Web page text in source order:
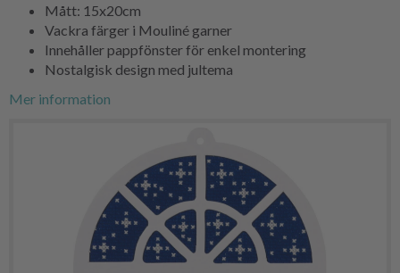
Mått: 15x20cm
Vackra färger i Mouliné garner
Innehåller pappfönster för enkel montering
Nostalgisk design med jultema
Mer information